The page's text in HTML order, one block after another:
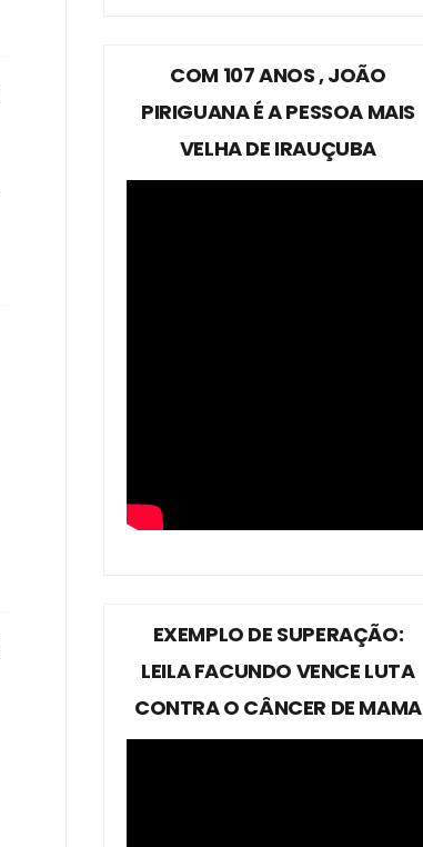
COM 107 ANOS , JOÃO
PIRIGUANA É A PESSOA MAIS
VELHA DE IRAUÇUBA
EXEMPLO DE SUPERAÇÃO:
LEILA FACUNDO VENCE LUTA
CONTRA O CÂNCER DE MAMA